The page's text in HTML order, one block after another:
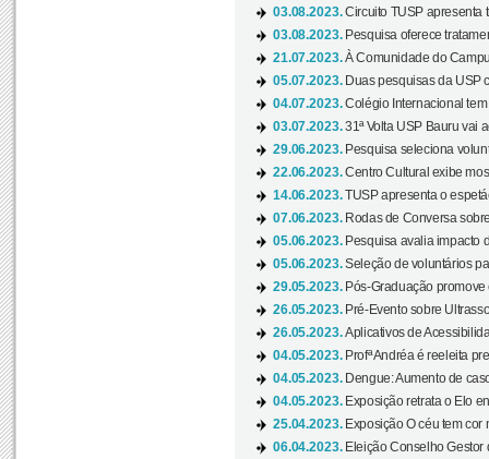
03.08.2023.Circuito TUSP apresenta
03.08.2023. Pesquisa oferece
21.07.2023.À Comunidade do
05.07.2023. Duas pesquisas da USP
04.07.2023.Colégio Internacional
03.07.2023.31ª Volta USP Bauru vai
29.06.2023. Pesquisa seleciona
22.06.2023.Centro Cultural exibe
14.06.2023.TUSP apresenta o
07.06.2023. Rodas de Conversa
05.06.2023. Pesquisa avalia impacto
05.06.2023.Seleção de voluntários
29.05.2023. Pós-Graduação
26.05.2023. Pré-Evento sobre
26.05.2023.Aplicativos de
04.05.2023. Profª Andréa é reeleita
04.05.2023. Dengue: Aumento de
04.05.2023. Exposição retrata o Elo
25.04.2023. Exposição O céu tem cor
06.04.2023. Eleição Conselho Gestor